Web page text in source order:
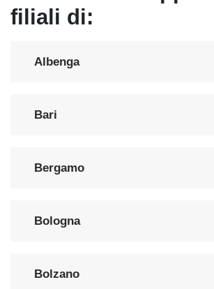
filiali di:
Albenga
Bari
Bergamo
Bologna
Bolzano